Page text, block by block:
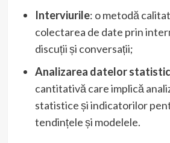
Interviurile: o metodă
colectarea de date prin
discuții și conversații;
Analizarea datelor
cantitativă care implică
statistice și indicatorilor
tendințele și modelele.